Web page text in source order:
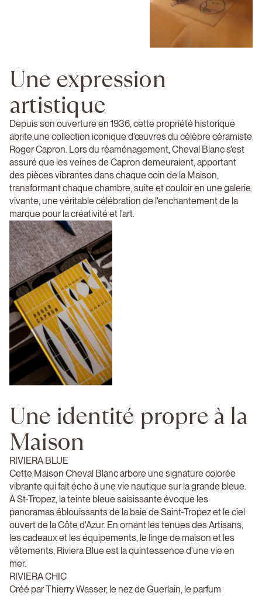
Une expression
artistique
Depuis son ouverture en 1936, cette propriété historique
abrite une collection iconique d'œuvres du célèbre céramiste
Roger Capron. Lors du réaménagement, Cheval Blanc s'est
assuré que les veines de Capron demeuraient, apportant
des pièces vibrantes dans chaque coin de la Maison,
transformant chaque chambre, suite et couloir en une galerie
vivante, une véritable célébration de l'enchantement de la
marque pour la créativité et l'art.
Une identité propre à la
Maison
RIVIERA BLUE
Cette Maison Cheval Blanc arbore une signature colorée
vibrante qui fait écho à une vie nautique sur la grande bleue.
À St-Tropez, la teinte bleue saisissante évoque les
panoramas éblouissants de la baie de Saint-Tropez et le ciel
ouvert de la Côte d'Azur. En ornant les tenues des Artisans,
les cadeaux et les équipements, le linge de maison et les
vêtements, Riviera Blue est la quintessence d'une vie en
mer.
RIVIERA CHIC
Créé par Thierry Wasser, le nez de Guerlain, le parfum